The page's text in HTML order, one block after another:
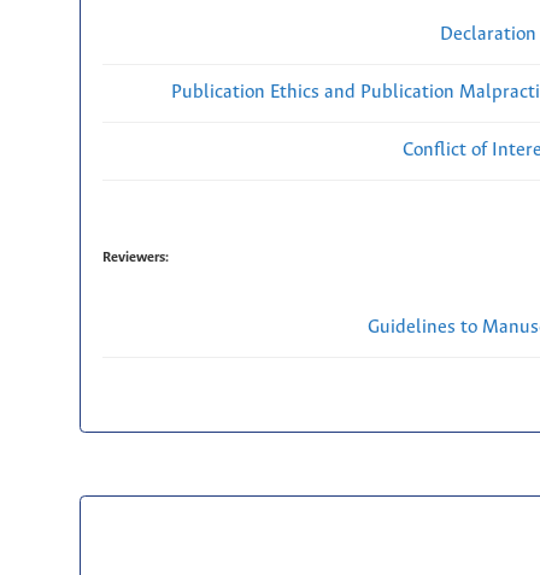
Publication Ethics and Publication
Conflict of
Reviewers:
Guidelines to